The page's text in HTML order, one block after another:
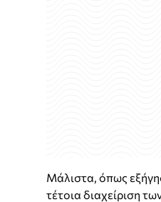
Μάλιστα, όπως
τέτοια διαχείριση